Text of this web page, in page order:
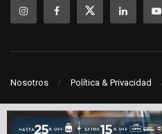
Nosotros Política & Privacidad
© 2021Portada - Punta del Este-
derechos reservadosPortada.